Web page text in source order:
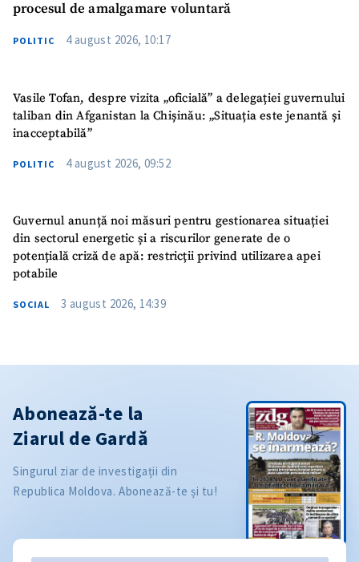
procesul de amalgamare voluntară
POLITIC 4 august 2026, 10:17
Vasile Tofan, despre vizita „oficială” a delegației guvernului
taliban din Afganistan la Chișinău: „Situația este jenantă și
inacceptabilă”
POLITIC 4 august 2026, 09:52
Guvernul anunță noi măsuri pentru gestionarea situației
din sectorul energetic și a riscurilor generate de o
potențială criză de apă: restricții privind utilizarea apei
potabile
SOCIAL 3 august 2026, 14:39
Abonează-te la
Ziarul de Gardă
Singurul ziar de investigații din
Republica Moldova. Abonează-te și tu!